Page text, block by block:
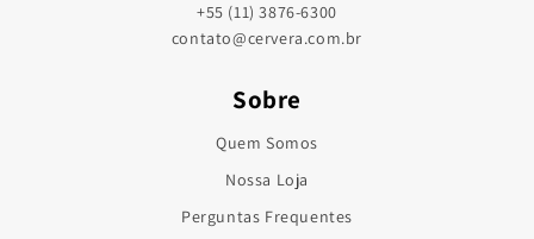
+55 (11) 3876-6300
contato@cervera.com.br
Sobre
Quem Somos
Nossa Loja
Perguntas Frequentes